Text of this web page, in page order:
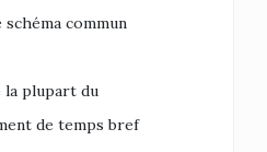
commun
la plupart du
de temps bref